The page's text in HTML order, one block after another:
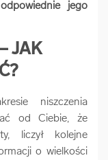
jego
JAK
niszczenia
od Ciebie, że
liczył kolejne
o wielkości